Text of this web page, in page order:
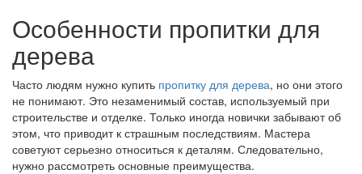
Особенности пропитки для
дерева
Часто людям нужно купить пропитку для дерева, но они этого
не понимают. Это незаменимый состав, используемый при
строительстве и отделке. Только иногда новички забывают об
этом, что приводит к страшным последствиям. Мастера
советуют серьезно относиться к деталям. Следовательно,
нужно рассмотреть основные преимущества.